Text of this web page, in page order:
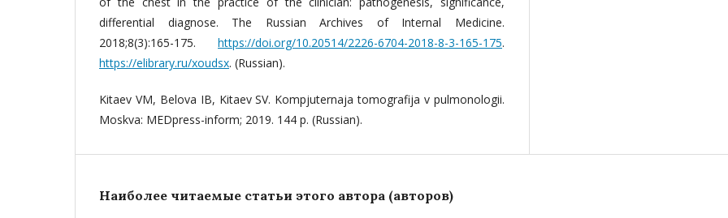
differential diagnose. The Russian Archives of Internal Medicine.
2018;8(3):165-175. https://doi.org/10.20514/2226-6704-2018-8-3-165-175.
https://elibrary.ru/xoudsx. (Russian).
Kitaev VM, Belova IB, Kitaev SV. Kompjuternaja tomografija v pulmonologii.
Moskva: MEDpress-inform; 2019. 144 p. (Russian).
Наиболее читаемые статьи этого автора (авторов)